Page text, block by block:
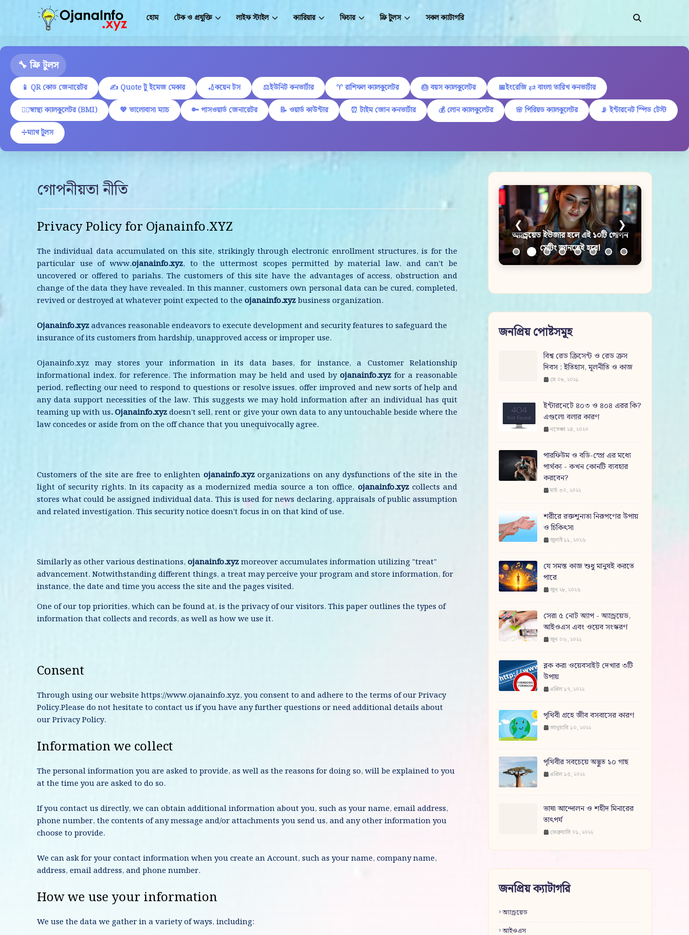
হোম টেক ও প্রযুক্তি লাইফ স্টাইল ক্যারিয়ার ফিচার ফ্রি টুলস সকল ক্যাটাগরি
🔧 ফ্রি টুলস
📱 QR কোড জেনারেটর ✍ Quote টু ইমেজ মেকার 🏏কয়েন টস ⚖️ইউনিট কনভার্টার ♈ রাশিফল ক্যালকুলেটর 🎂 বয়স ক্যালকুলেটর
📅ইংরেজি ⇄ বাংলা তারিখ কনভার্টার
🏋️‍♂️স্বাস্থ্য ক্যালকুলেটর (BMI)
💖 ভালোবাসা ম্যাচ 🔑 পাসওয়ার্ড জেনারেটর 📝 ওয়ার্ড কাউন্টার ⏰ টাইম জোন কনভার্টার 💰 লোন ক্যালকুলেটর 🌸 পিরিয়ড ক্যালকুলেটর
📡 ইন্টারনেট স্পিড টেস্ট
➗ম্যাথ টুলস
গোপনীয়তা নীতি
Privacy Policy for Ojanainfo.XYZ
The individual data accumulated on this site, strikingly through electronic enrollment structures, is for the
particular use of www.ojanainfo.xyz, to the uttermost scopes permitted by material law, and can't be
uncovered or offered to pariahs. The customers of this site have the advantages of access, obstruction and
change of the data they have revealed. In this manner, customers own personal data can be cured, completed,
revived or destroyed at whatever point expected to theojanainfo.xyzbusiness organization.
Ojanainfo.xyzadvances reasonable endeavors to execute development and security features to safeguard the
insurance of its customers from hardship, unapproved access or improper use.
Ojanainfo.xyz may stores your information in its data bases, for instance, a Customer Relationship
informational index, for reference. The information may be held and used by ojanainfo.xyz for a reasonable
period, reflecting our need to respond to questions or resolve issues, offer improved and new sorts of help and
any data support necessities of the law. This suggests we may hold information after an individual has quit
teaming up with us. Ojanainfo.xyzdoesn't sell, rent or give your own data to any untouchable beside where the
law concedes or aside from on the off chance that you unequivocally agree.
Customers of the site are free to enlighten ojanainfo.xyzorganizations on any dysfunctions of the site in the
light of security rights. In its capacity as a modernized media source a ton office, ojanainfo.xyzcollects and
stores what could be assigned individual data. This is used for news declaring, appraisals of public assumption
and related investigation. This security notice doesn't focus in on that kind of use.
Similarly as other various destinations, ojanainfo.xyzmoreover accumulates information utilizing "treat"
advancement. Notwithstanding different things, a treat may perceive your program and store information, for
instance, the date and time you access the site and the pages visited.
One of our top priorities, which can be found at, is the privacy of our visitors. This paper outlines the types of
information that collects and records, as well as how we use it.
Consent
Through using our websitehttps://www.ojanainfo.xyz, you consent to and adhere to the terms of our Privacy
Policy.Please do not hesitate to contact us if you have any further questions or need additional details about
our Privacy Policy.
Information we collect
The personal information you are asked to provide, as well as the reasons for doing so, will be explained to you
at the time you are asked to do so.
If you contact us directly, we can obtain additional information about you, such as your name, email address,
phone number, the contents of any message and/or attachments you send us, and any other information you
choose to provide.
We can ask for your contact information when you create an Account, such as your name, company name,
address, email address, and phone number.
How we use your information
We use the data we gather in a variety of ways, including:
অ্যান্ড্রয়েড ইউজার হলে এই ১০টি গোপন
সেটিং জানতেই হবে!
❮ ❯
জনপ্রিয় পোষ্টসমূহ
বিশ্ব রেড ক্রিসেন্ট ও রেড ক্রস
দিবস : ইতিহাস, মূলনীতি ও কাজ
মে ০৮, ২০২১
ইন্টারনেটে ৪০৩ ও ৪০৪ এরর কি?
এগুলো বলার কারণ
নভেম্বর ২৪, ২০২০
পারফিউম ও বডি-স্প্রে এর মধ্যে
পার্থক্য - কখন কোনটি ব্যবহার
করবেন?
মার্চ ৩০, ২০২২
শরীরে রক্তশূন্যতা নিরূপণের উপায়
ও চিকিৎসা
জুলাই ১১, ২০২৬
যে সমস্ত কাজ শুধু মানুষই করতে
পারে
জুন ২৮, ২০২৬
সেরা ৫ নোট অ্যাপ - অ্যান্ড্রয়েড,
আইওএস এবং ওয়েব সংস্করণ
জুন ০৬, ২০২২
ব্লক করা ওয়েবসাইট দেখার ৩টি
উপায়
এপ্রিল ১৭, ২০২২
পৃথিবী গ্রহে জীব বসবাসের কারণ
জানুয়ারি ১০, ২০২২
পৃথিবীর সবচেয়ে অদ্ভুত ১০ গাছ
এপ্রিল ১৫, ২০২২
ভাষা আন্দোলন ও শহীদ মিনারের
তাৎপর্য
ফেব্রুয়ারি ০১, ২০২২
জনপ্রিয় ক্যাটাগরি
অ্যান্ড্রয়েড
আইওএস